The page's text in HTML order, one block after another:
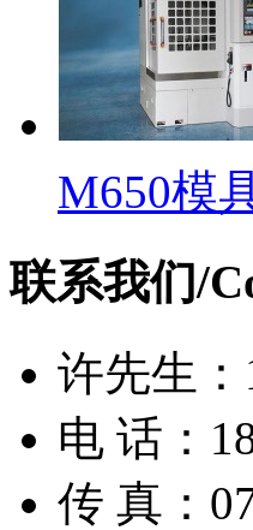
M650模
联系我们/
许先生：
电 话：
传 真：